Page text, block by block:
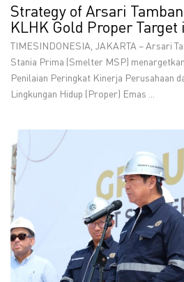
Strategy of Arsari
KLHK Gold Proper Target
TIMESINDONESIA, JAKARTA – Arsari
Stania Prima (Smelter MSP)
Penilaian Peringkat Kinerja Perusahaan
Lingkungan Hidup (Proper) Emas ...